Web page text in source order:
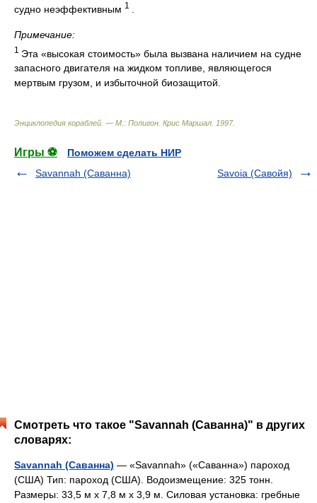
судно неэффективным 1
Примечание:
1 Эта «высокая стоимость» была вызвана наличием на судне
запасного двигателя на жидком топливе, являющегося
мертвым грузом, и избыточной биозащитой.
Энциклопедия кораблей. — М.: Полигон. Крис Маршал. 1997.
Игры ⚽
Поможем сделать НИР
Savannah (Саванна)
Savoia (Савойя)
Смотреть что такое "Savannah (Саванна)" в других
словарях:
Savannah (Саванна) — «Savannah» («Саванна») пароход
(США) Тип: пароход (США). Водоизмещение: 325 тонн.
Размеры: 33,5 м х 7,8 м х 3,9 м. Силовая установка: гребные